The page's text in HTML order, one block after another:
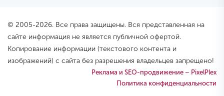
© 2005-2026. Все права защищены. Вся представленная на
сайте информация не является публичной офертой.
Копирование информации (текстового контента и
изображений) с сайта без разрешения владельцев запрещено!
Реклама и SEO-продвижение – PixelPlex
Политика конфиденциальности